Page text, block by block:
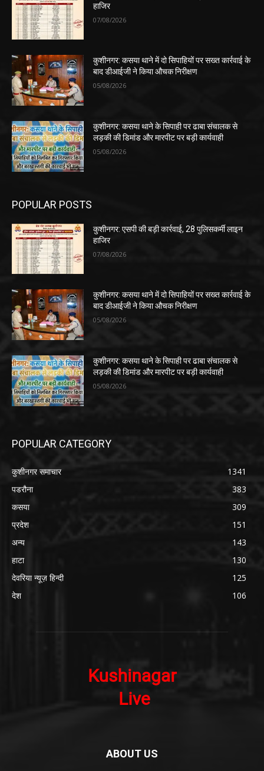
हाजिर
07/08/2026
कुशीनगर: कसया थाने में दो सिपाहियों पर सख्त कार्रवाई के
बाद डीआईजी ने किया औचक निरीक्षण
05/08/2026
कुशीनगर: कसया थाने के सिपाही पर ढाबा संचालक से
लड़की की डिमांड और मारपीट पर बड़ी कार्यवाही
05/08/2026
POPULAR POSTS
कुशीनगर: एसपी की बड़ी कार्रवाई, 28 पुलिसकर्मी लाइन
हाजिर
07/08/2026
कुशीनगर: कसया थाने में दो सिपाहियों पर सख्त कार्रवाई के
बाद डीआईजी ने किया औचक निरीक्षण
05/08/2026
कुशीनगर: कसया थाने के सिपाही पर ढाबा संचालक से
लड़की की डिमांड और मारपीट पर बड़ी कार्यवाही
05/08/2026
POPULAR CATEGORY
कुशीनगर समाचार
1341
पडरौना
383
कसया
309
प्रदेश
151
अन्य
143
हाटा
130
देवरिया न्यूज़ हिन्दी
125
देश
106
ABOUT US